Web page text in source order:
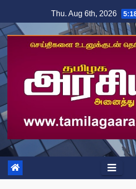
to
content
Thu. Aug 6th, 2026